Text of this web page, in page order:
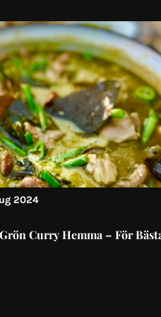
2024
Curry Hemma – För